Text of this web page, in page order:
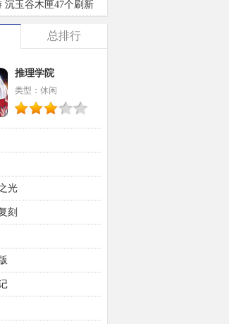
沉玉谷木匣47个刷新
总排行
推理学院
类型：休闲
光
刻